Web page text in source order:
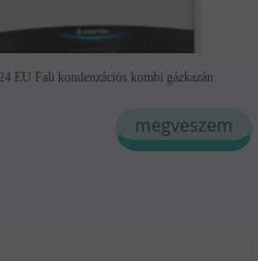
EU Fali kondenzációs kombi gázkazán
megveszem